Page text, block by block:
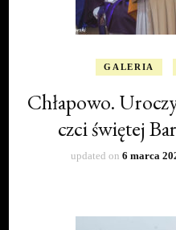
GALERIA
Chłapowo.
czci świętej
updated on 6 marca